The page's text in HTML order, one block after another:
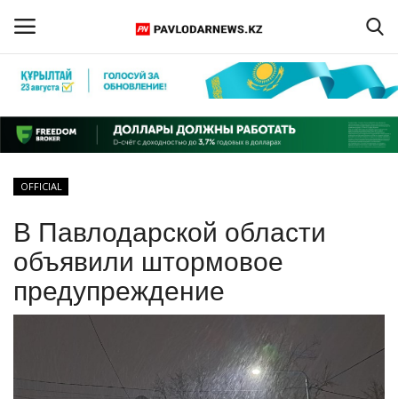
Регистрация
Главная
ПАВЛОДАРСКАЯ ОБЛАСТЬ
КАЗАХСТАН
СПЕЦПРОЕКТЫ
OFFICIAL
В Павлодарской области
объявили штормовое
предупреждение